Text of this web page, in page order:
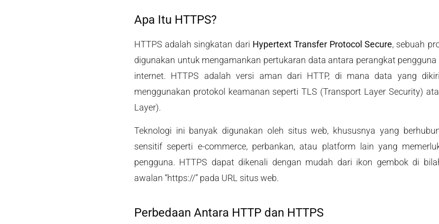
Apa Itu HTTPS?
HTTPS adalah singkatan dari Hypertext Transfer Protocol Secure, sebuah
digunakan untuk mengamankan pertukaran data antara perangkat
internet. HTTPS adalah versi aman dari HTTP, di mana data yang
menggunakan protokol keamanan seperti TLS (Transport Layer Security)
Layer).
Teknologi ini banyak digunakan oleh situs web, khususnya yang
sensitif seperti e-commerce, perbankan, atau platform lain yang
pengguna. HTTPS dapat dikenali dengan mudah dari ikon gembok di
awalan “https://” pada URL situs web.
Perbedaan Antara HTTP dan HTTPS